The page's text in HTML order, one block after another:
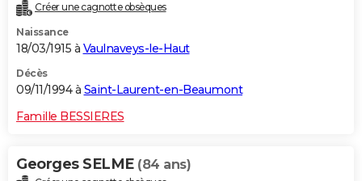
Créer une cagnotte obsèques
Naissance
18/03/1915 à Vaulnaveys-le-Haut
Décès
09/11/1994 à Saint-Laurent-en-Beaumont
Famille BESSIERES
Georges SELME (84 ans)